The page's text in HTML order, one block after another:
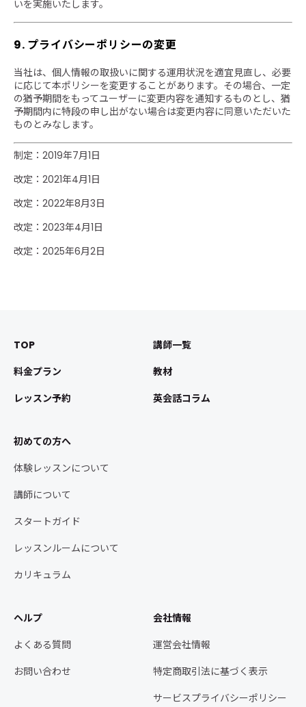
いを実施いたします。
9. プライバシーポリシーの変更
当社は、個人情報の取扱いに関する運用状況を適宜見直し、必要
に応じて本ポリシーを変更することがあります。その場合、一定
の猶予期間をもってユーザーに変更内容を通知するものとし、猶
予期間内に特段の申し出がない場合は変更内容に同意いただいた
ものとみなします。
制定：2019年7月1日
改定：2021年4月1日
改定：2022年8月3日
改定：2023年4月1日
改定：2025年6月2日
TOP
料金プラン
レッスン予約
講師一覧
教材
英会話コラム
初めての方へ
体験レッスンについて
講師について
スタートガイド
レッスンルームについて
カリキュラム
ヘルプ
よくある質問
お問い合わせ
会社情報
運営会社情報
特定商取引法に基づく表示
サービスプライバシーポリシー